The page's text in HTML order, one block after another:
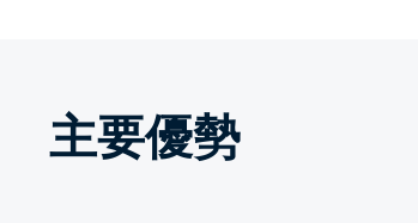
主要優勢